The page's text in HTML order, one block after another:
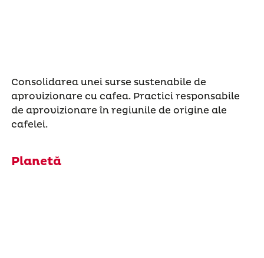
Consolidarea unei surse sustenabile de
aprovizionare cu cafea. Practici responsabile
de aprovizionare în regiunile de origine ale
cafelei.
Planetă